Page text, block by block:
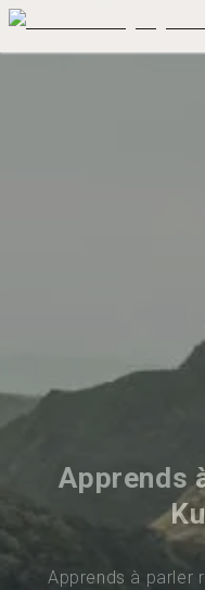
Apprends
Apprends à parler